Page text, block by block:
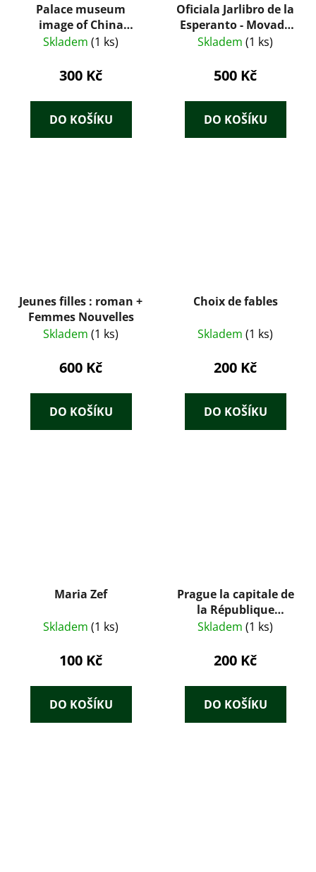
Palace museum
image of China
Beijing Hai Feng
Skladem (1 ks)
300 Kč
DO KOŠÍKU
Oficiala Jarlibro de la
Esperanto - Movado
1931
Skladem (1 ks)
500 Kč
DO KOŠÍKU
Jeunes filles : roman +
Femmes Nouvelles
Skladem (1 ks)
600 Kč
DO KOŠÍKU
Choix de fables
Skladem (1 ks)
200 Kč
DO KOŠÍKU
Maria Zef
Skladem (1 ks)
100 Kč
DO KOŠÍKU
Prague la capitale de
la République
Tchécoslovaque
Skladem (1 ks)
200 Kč
DO KOŠÍKU